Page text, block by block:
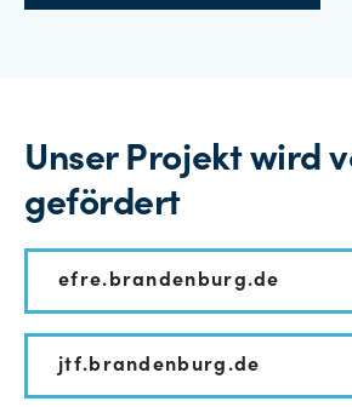
Unser Projekt wird
gefördert
efre.brandenburg.de
jtf.brandenburg.de